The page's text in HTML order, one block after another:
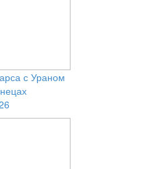
с Ураном